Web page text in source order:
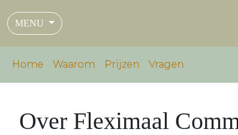
MENU
Home Waarom Prijzen Vragen
Over Fleximaal